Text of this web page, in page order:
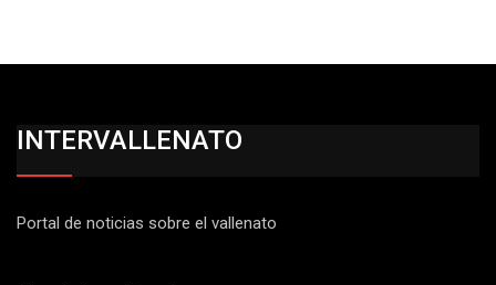
INTERVALLENATO
Portal de noticias sobre el vallenato